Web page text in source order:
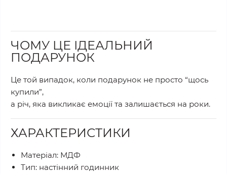
ЧОМУ ЦЕ ІДЕАЛЬНИЙ
ПОДАРУНОК
Це той випадок, коли подарунок не просто “щось
купили”,
а річ, яка викликає емоції та залишається на роки.
ХАРАКТЕРИСТИКИ
Матеріал: МДФ
Тип: настінний годинник